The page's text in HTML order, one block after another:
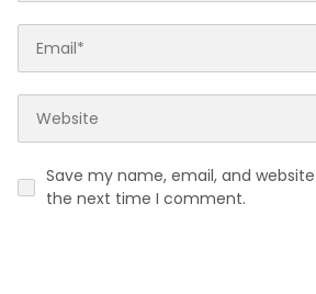
Save my name, email, and
the next time I comment.